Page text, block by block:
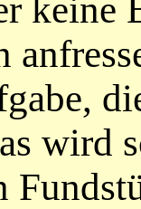
keine
wird